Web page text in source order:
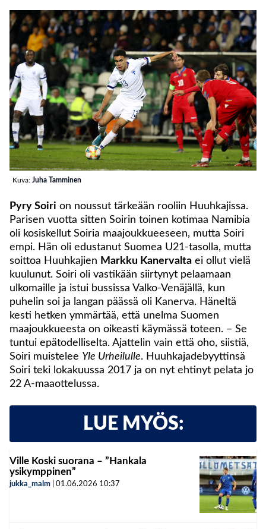
Kuva: Juha Tamminen
Pyry Soiri on noussut tärkeään rooliin Huuhkajissa.
Parisen vuotta sitten Soirin toinen kotimaa Namibia
oli kosiskellut Soiria maajoukkueeseen, mutta Soiri
empi. Hän oli edustanut Suomea U21-tasolla, mutta
soittoa Huuhkajien Markku Kanervalta ei ollut vielä
kuulunut. Soiri oli vastikään siirtynyt pelaamaan
ulkomaille ja istui bussissa Valko-Venäjällä, kun
puhelin soi ja langan päässä oli Kanerva. Häneltä
kesti hetken ymmärtää, että unelma Suomen
maajoukkueesta on oikeasti käymässä toteen. – Se
tuntui epätodelliselta. Ajattelin vain että oho, siistiä,
Soiri muistelee Yle Urheilulle. Huuhkajadebyyttinsä
Soiri teki lokakuussa 2017 ja on nyt ehtinyt pelata jo
22 A-maaottelussa.
LUE MYÖS:
Ville Koski suorana – ”Hankala
ysikymppinen”
jukka_malm 01.06.2026 10:37